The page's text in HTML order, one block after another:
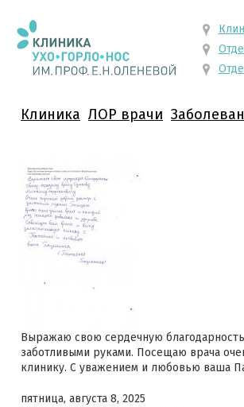
Клиника ЛОР врачи
Выражаю свою сердечную
заботливыми руками. Посещаю врача
клинику. С уважением и любовью ваша
пятница, августа 8, 2025